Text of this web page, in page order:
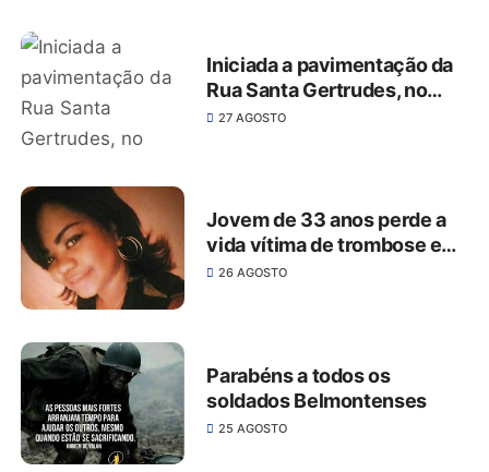
Iniciada a pavimentação da
Rua Santa Gertrudes, no
Centro de São José do
27 AGOSTO
Jovem de 33 anos perde a
vida vítima de trombose em
São José do Belmonte
26 AGOSTO
Parabéns a todos os
soldados Belmontenses
25 AGOSTO